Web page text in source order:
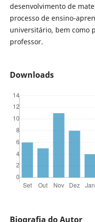
desenvolvimento de
processo de ensino-
universitário, bem como
professor.
Downloads
Biografia do Autor